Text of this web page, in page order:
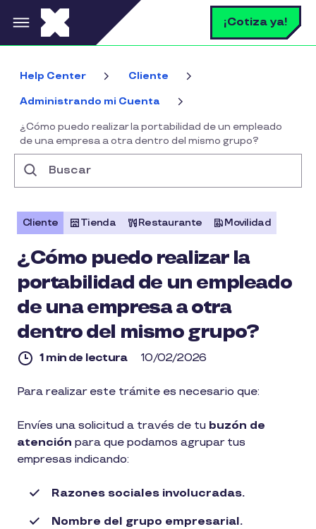
Pasar al contenido principal ¡Cotiza ya!
Help Center Cliente
Administrando mi Cuenta
¿Cómo puedo realizar la portabilidad de un empleado
de una empresa a otra dentro del mismo grupo?
Cliente Tienda Restaurante Movilidad
¿Cómo puedo realizar la
portabilidad de un empleado
de una empresa a otra
dentro del mismo grupo?
1 min de lectura 10/02/2026
1
lectura
Para realizar este trámite es necesario que:
Envíes una solicitud a través de tu buzón de
atención para que podamos agrupar tus
empresas indicando:
Razones sociales involucradas.
Nombre del grupo empresarial.